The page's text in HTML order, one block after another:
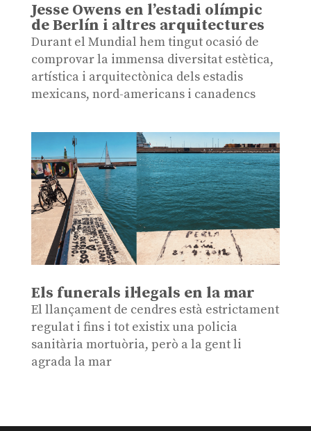
Jesse Owens en l’estadi olímpic
de Berlín i altres arquitectures
Durant el Mundial hem tingut ocasió de
comprovar la immensa diversitat estètica,
artística i arquitectònica dels estadis
mexicans, nord-americans i canadencs
Els funerals il·legals en la mar
El llançament de cendres està estrictament
regulat i fins i tot existix una policia
sanitària mortuòria, però a la gent li
agrada la mar